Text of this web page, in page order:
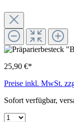
25,90 €*
Preise inkl. MwSt.
Sofort verfügbar,